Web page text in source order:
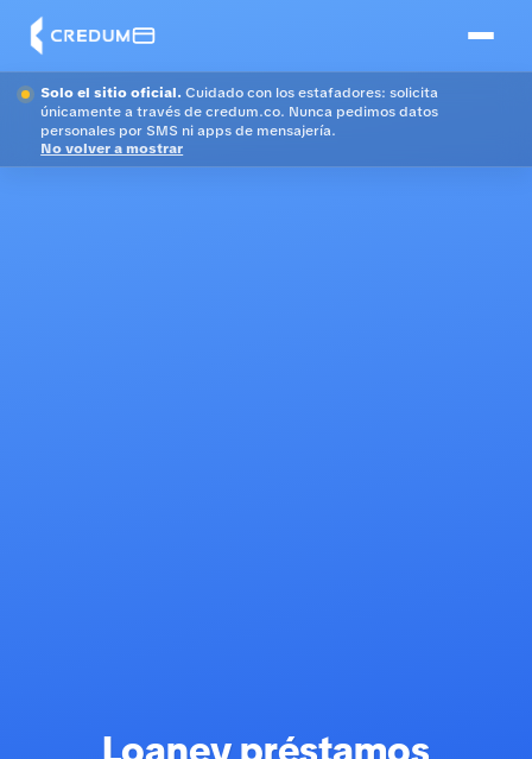
Solo el sitio oficial. Cuidado con los estafadores: solicita
únicamente a través de credum.co. Nunca pedimos datos
personales por SMS ni apps de mensajería.
No volver a mostrar